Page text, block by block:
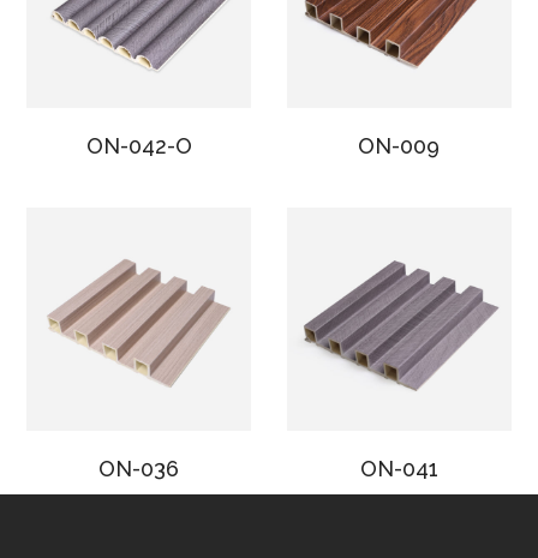
ON-042-O ON-009
ON-036 ON-041